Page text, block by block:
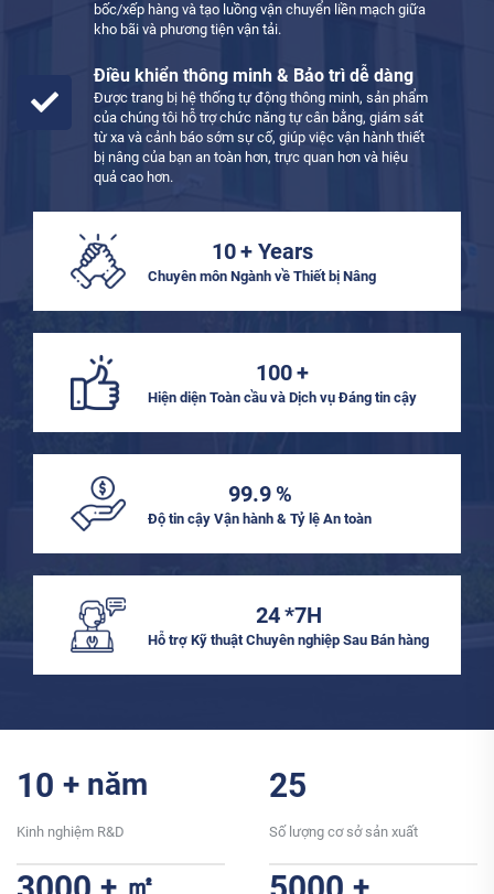
bốc/xếp hàng và tạo luồng vận chuyển liền mạch giữa
kho bãi và phương tiện vận tải.
Điều khiển thông minh & Bảo trì dễ dàng
Được trang bị hệ thống tự động thông minh, sản phẩm
của chúng tôi hỗ trợ chức năng tự cân bằng, giám sát
từ xa và cảnh báo sớm sự cố, giúp việc vận hành thiết
bị nâng của bạn an toàn hơn, trực quan hơn và hiệu
quả cao hơn.
10+ Years
Chuyên môn Ngành về Thiết bị Nâng
100+
Hiện diện Toàn cầu và Dịch vụ Đáng tin cậy
99.9 %
Độ tin cậy Vận hành & Tỷ lệ An toàn
24*7H
Hỗ trợ Kỹ thuật Chuyên nghiệp Sau Bán hàng
10 + năm
Kinh nghiệm R&D
25
Số lượng cơ sở sản xuất